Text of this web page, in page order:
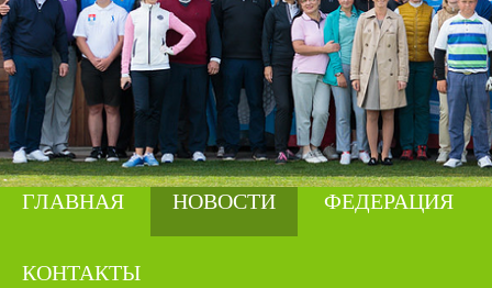
ГЛАВНАЯ НОВОСТИ ФЕДЕРАЦИЯ
КОНТАКТЫ